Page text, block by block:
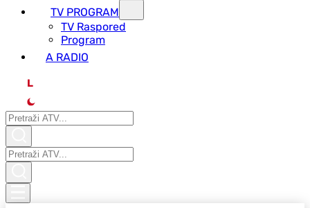
TV PROGRAM
ТV Raspored
Program
A RADIO
L